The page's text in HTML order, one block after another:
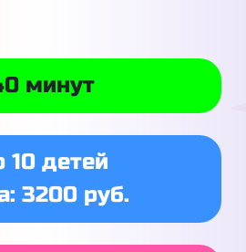
минут
10 детей
3200 руб.